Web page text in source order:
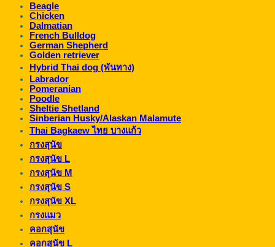
Beagle
Chicken
Dalmatian
French Bulldog
German Shepherd
Golden retriever
Hybrid Thai dog (พันทาง)
Labrador
Pomeranian
Poodle
Sheltie Shetland
Sinberian Husky/Alaskan Malamute
Thai Bagkaew ไทย บางแก้ว
กรงสุนัข
กรงสุนัข L
กรงสุนัข M
กรงสุนัข S
กรงสุนัข XL
กรงแมว
คอกสุนัข
คอกสุนัข L